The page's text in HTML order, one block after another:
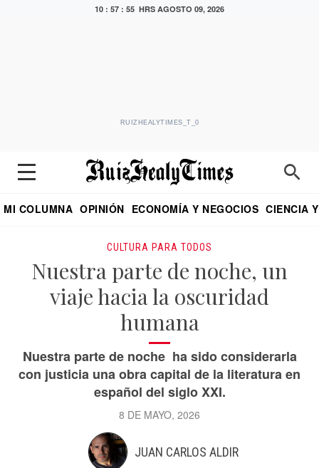
10 : 57 : 56 HRS AGOSTO 09, 2026
RUIZHEALYTIMES_T_0
MI COLUMNA OPINIÓN ECONOMÍA Y NEGOCIOS CIENCIA
CULTURA PARA TODOS
Nuestra parte de noche, un
viaje hacia la oscuridad
humana
Nuestra parte de noche ha sido considerarla
con justicia una obra capital de la literatura en
español del siglo XXI.
8 DE MAYO, 2026
JUAN CARLOS ALDIR